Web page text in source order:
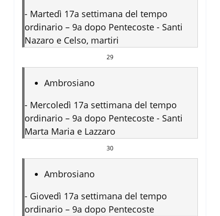
- Martedì 17a settimana del tempo
ordinario – 9a dopo Pentecoste - Santi
Nazaro e Celso, martiri
29
Ambrosiano
- Mercoledì 17a settimana del tempo
ordinario – 9a dopo Pentecoste - Santi
Marta Maria e Lazzaro
30
Ambrosiano
- Giovedì 17a settimana del tempo
ordinario – 9a dopo Pentecoste